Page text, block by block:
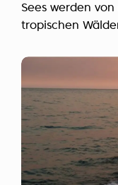
Sees werden
tropischen